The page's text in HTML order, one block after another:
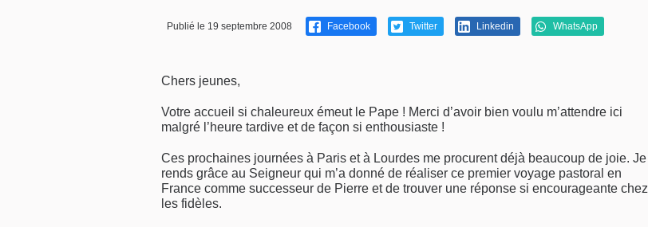
Publié le 19 septembre 2008 Facebook Twitter Linkedin WhatsApp
Chers jeunes,
Votre accueil si chaleureux émeut le Pape ! Merci d’avoir bien voulu m’attendre ici
malgré l’heure tardive et de façon si enthousiaste !
Ces prochaines journées à Paris et à Lourdes me procurent déjà beaucoup de joie. Je
rends grâce au Seigneur qui m’a donné de réaliser ce premier voyage pastoral en
France comme successeur de Pierre et de trouver une réponse si encourageante chez
les fidèles.